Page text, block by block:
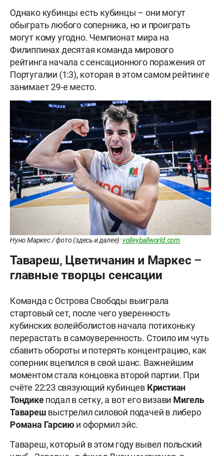
Однако кубинцы есть кубинцы – они могут
обыграть любого соперника, но и проиграть
могут кому угодно. Чемпионат мира на
Филиппинах десятая команда мирового
рейтинга начала с сенсационного поражения от
Португалии (1:3), которая в этом самом рейтинге
занимает 29-е место.
Нуно Маркес / фото (здесь и далее):volleyballworld.com
Тавареш, Цветичанин и Маркес –
главные творцы сенсации
Команда с Острова Свободы выиграла
стартовый сет, после чего уверенность
кубинских волейболистов начала потихоньку
перерастать в самоуверенность. Стоило им чуть
сбавить обороты и потерять концентрацию, как
соперник вцепился в свой шанс. Важнейшим
моментом стала концовка второй партии. При
счёте 22:23 связующий кубинцев Кристиан
Тондикеподал в сетку, а вот его визави Мигель
Тавареш выстрелил силовой подачей в либеро
Романа Гарсию и оформил эйс.
Тавареш, который в этом году вывел польский